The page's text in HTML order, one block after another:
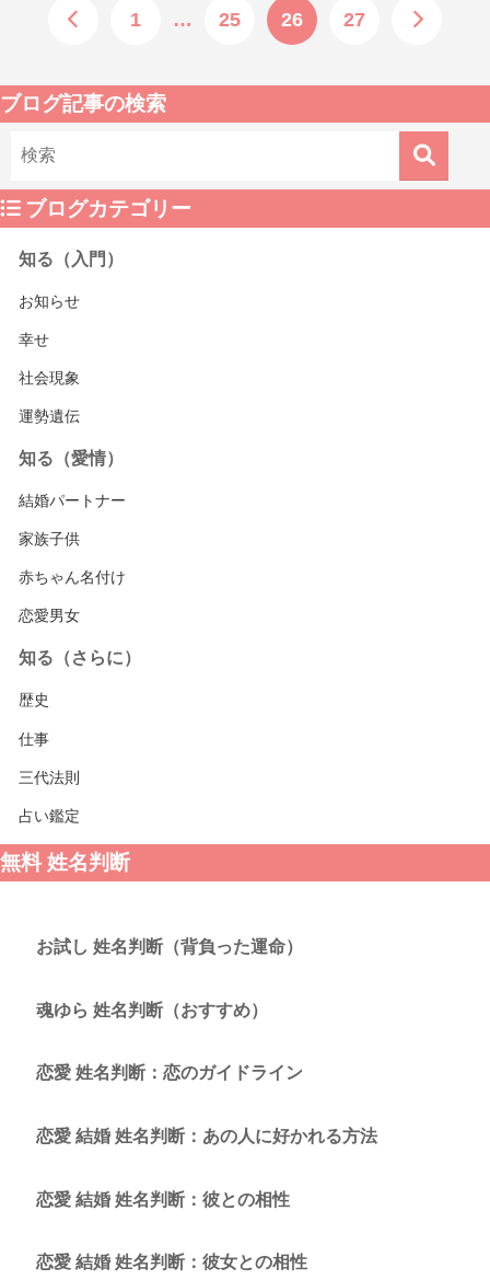
1 … 25 26 27
ブログ記事の検索
ブログカテゴリー
知る（入門）
お知らせ
幸せ
社会現象
運勢遺伝
知る（愛情）
結婚パートナー
家族子供
赤ちゃん名付け
恋愛男女
知る（さらに）
歴史
仕事
三代法則
占い鑑定
無料 姓名判断
お試し 姓名判断（背負った運命）
魂ゆら 姓名判断（おすすめ）
恋愛 姓名判断：恋のガイドライン
恋愛 結婚 姓名判断：あの人に好かれる方法
恋愛 結婚 姓名判断：彼との相性
恋愛 結婚 姓名判断：彼女との相性